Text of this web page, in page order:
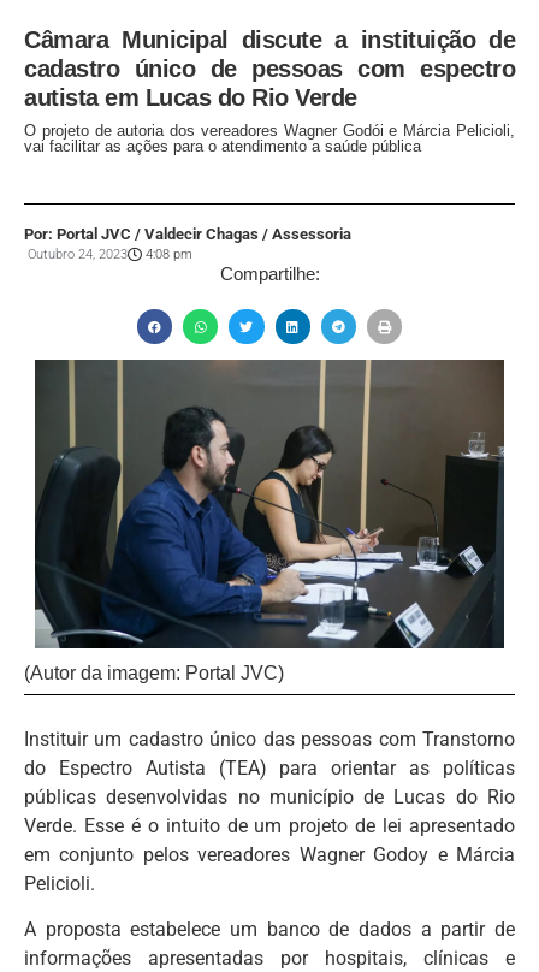
Câmara Municipal discute a instituição de
cadastro único de pessoas com espectro
autista em Lucas do Rio Verde
O projeto de autoria dos vereadores Wagner Godói e Márcia Pelicioli,
vai facilitar as ações para o atendimento a saúde pública
Por: Portal JVC / Valdecir Chagas / Assessoria
Outubro 24, 2023 4:08 pm
Compartilhe:
(Autor da imagem: Portal JVC)
Instituir um cadastro único das pessoas com Transtorno
do Espectro Autista (TEA) para orientar as políticas
públicas desenvolvidas no município de Lucas do Rio
Verde. Esse é o intuito de um projeto de lei apresentado
em conjunto pelos vereadores Wagner Godoy e Márcia
Pelicioli.
A proposta estabelece um banco de dados a partir de
informações apresentadas por hospitais, clínicas e